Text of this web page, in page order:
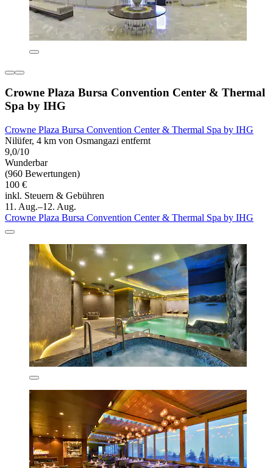
Crowne Plaza Bursa Convention Center & Thermal
Spa by IHG
Crowne Plaza Bursa Convention Center & Thermal Spa by IHG
Nilüfer, 4 km von Osmangazi entfernt
9,0/10
Wunderbar
(960 Bewertungen)
100 €
inkl. Steuern & Gebühren
11. Aug.–12. Aug.
Crowne Plaza Bursa Convention Center & Thermal Spa by IHG